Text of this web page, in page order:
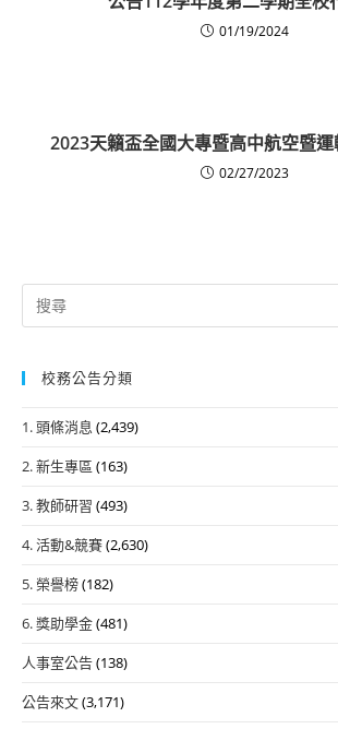
01/19/2024
2023天籟盃全國大專暨高中航空暨
02/27/2023
Search
for:
校務公告分類
1. 頭條消息 (2,439)
2. 新生專區 (163)
3. 教師研習 (493)
4. 活動&競賽(2,630)
5. 榮譽榜(182)
6. 獎助學金(481)
人事室公告(138)
公告來文(3,171)